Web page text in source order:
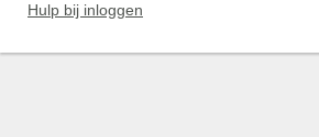
Hulp bij inloggen